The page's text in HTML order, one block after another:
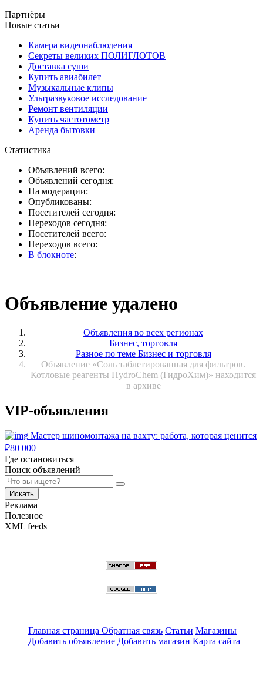
Партнёры
Новые статьи
Камера видеонаблюдения
Секреты великих ПОЛИГЛОТОВ
Доставка суши
Купить авиабилет
Музыкальные клипы
Ультразвуковое исследование
Ремонт вентиляции
Купить частотометр
Аренда бытовки
Статистика
Объявлений всего:
Объявлений сегодня:
На модерации:
Опубликованы:
Посетителей сегодня:
Переходов сегодня:
Посетителей всего:
Переходов всего:
В блокноте:
Объявление удалено
Объявления во всех регионах
Бизнес, торговля
Разное по теме Бизнес и торговля
Объявление «Соль таблетированная для фильтров.
Котловые реагенты HydroChem (ГидроХим)» находится
в архиве
VIP-объявления
Мастер шиномонтажа на вахту: работа, которая ценится
₽80 000
Где остановиться
Поиск объявлений
Искать
Реклама
Полезное
XML feeds
Главная страница Обратная связь Статьи Магазины
Добавить объявление Добавить магазин Карта сайта